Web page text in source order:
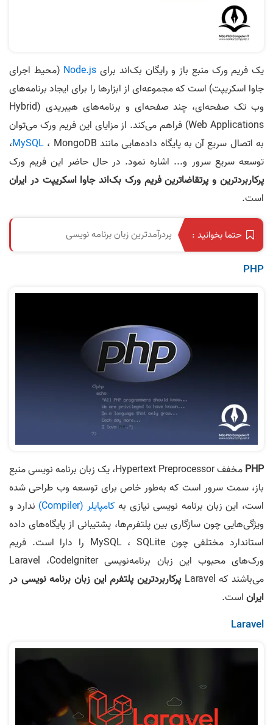
یک فریم ورک منبع باز و رایگان بک‌اند برای Node.js (محیط اجرای
جاوا اسکریپت) است که مجموعه‌ای از ابزارها را برای ایجاد برنامه‌های
وب تک صفحه‌ای، چند صفحه‌ای و برنامه‌های هیبریدی (Hybrid
Web Applications) فراهم می‌کند. از مزایای این فریم ورک می‌توان
به اتصال سریع آن به پایگاه داده‌هایی مانند
MySQL، MongoDB،
توسعه سریع سرور و... اشاره نمود. در حال حاضر این فریم ورک
پرکاربردترین و پرتقاضا‌ترین فریم ورک بک‌اند جاوا اسکریپت در ایران
است.
حتما بخوانید : پردرآمدترین زبان برنامه نویسی
PHP
PHP
مخفف Hypertext Preprocessor، یک زبان برنامه‌ نویسی منبع
باز، سمت سرور است که به‌طور خاص برای توسعه وب طراحی شده
است، این زبان برنامه‌ نویسی نیازی به کامپایلر (Compiler)
ندارد و
ویژگی‌هایی چون سازگاری بین پلتفرم‌ها، پشتیبانی از پایگاه‌های داده
استاندارد مختلفی چون MySQL ، SQLite را دارا است. فریم
ورک‌های محبوب این زبان برنامه‌نویسی Laravel ،CodeIgniter
می‌باشند که Laravel
پرکاربردترین پلتفرم این زبان برنامه نویسی در
ایراناست.
Laravel